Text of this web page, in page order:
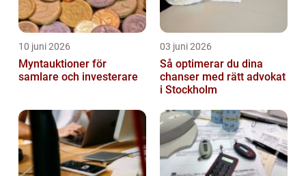
10 juni 2026
Myntauktioner för
samlare och investerare
03 juni 2026
Så optimerar du dina
chanser med rätt advokat
i Stockholm